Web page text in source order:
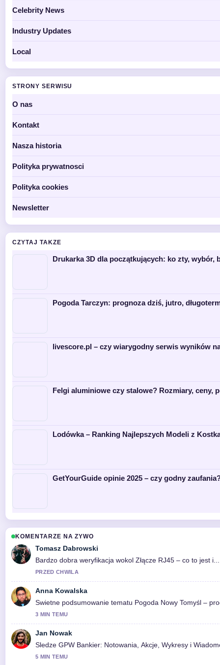
Celebrity News
Industry Updates
Local
STRONY SERWISU
O nas
Kontakt
Nasza historia
Polityka prywatnosci
Polityka cookies
Newsletter
CZYTAJ TAKZE
Drukarka 3D dla początkujących: ko zty, wybór,
Pogoda Tarczyn: prognoza dziś, jutro,
livescore.pl – czy wiarygodny serwis wyników
Felgi aluminiowe czy stalowe? Rozmiary, ceny,
Lodówka – Ranking Najlepszych Modeli z
GetYourGuide opinie 2025 – czy godny
KOMENTARZE NA ZYWO
Tomasz Dabrowski
Bardzo dobra weryfikacja wokol Złącze RJ45 – co to jest
PRZED CHWILA
Anna Kowalska
Swietne podsumowanie tematu Pogoda Nowy Tomyśl –
3 MIN TEMU
Jan Nowak
Sledze GPW Bankier: Notowania, Akcje, Wykresy i
5 MIN TEMU